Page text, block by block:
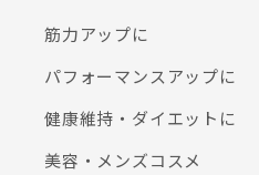
筋力アップに
パフォーマンスアップに
健康維持・ダイエットに
美容・メンズコスメ